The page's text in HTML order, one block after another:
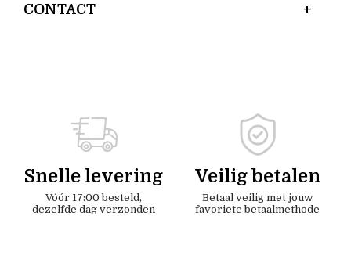
CONTACT
Snelle levering
Vóór 17:00 besteld,
dezelfde dag verzonden
Veilig betalen
Betaal veilig met jouw
favoriete betaalmethode